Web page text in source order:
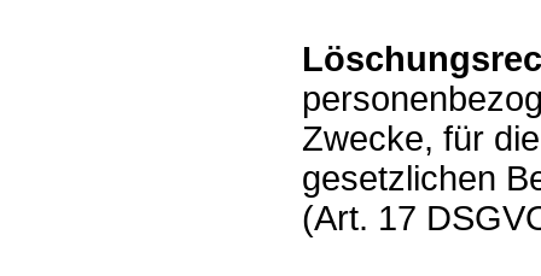
Zwecke, für
gesetzlichen
(Art. 17